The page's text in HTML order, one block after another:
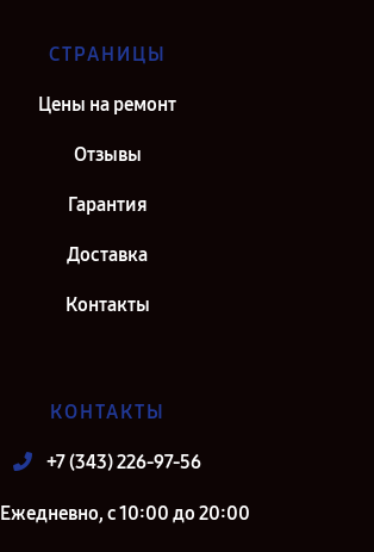
СТРАНИЦЫ
Цены на ремонт
Отзывы
Гарантия
Доставка
Контакты
КОНТАКТЫ
+7 (343) 226-97-56
Ежедневно, с 10:00 до 20:00